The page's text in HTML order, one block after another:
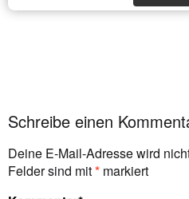
Schreibe einen
Deine E-Mail-Adresse wird
Felder sind mit* markiert